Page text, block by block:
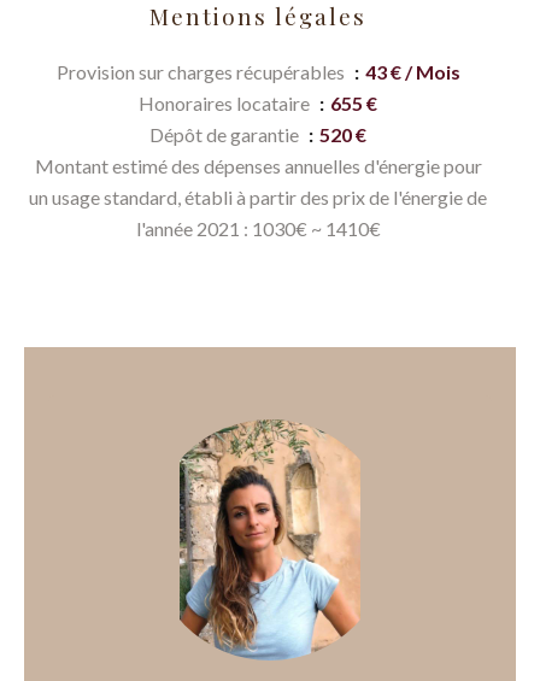
Mentions légales
Provision sur charges récupérables
43 € / Mois
Honoraires locataire
655 €
Dépôt de garantie
520 €
Montant estimé des dépenses annuelles d'énergie pour
un usage standard, établi à partir des prix de l'énergie de
l'année 2021 : 1030€ ~ 1410€